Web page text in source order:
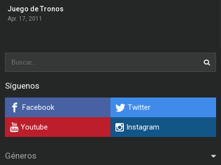
Juego de Tronos
Apr. 17, 2011
Síguenos
Facebook Twitter
Youtube Instagram
Géneros